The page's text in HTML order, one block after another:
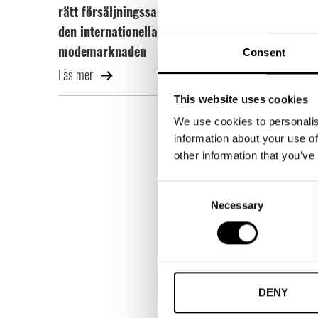
Consent
This website uses cookies
We use cookies to
information about your use
other information that
Necessary
DENY
rätt försäljningssamarbeten på
den internationella
modemarknaden
Läs mer
min